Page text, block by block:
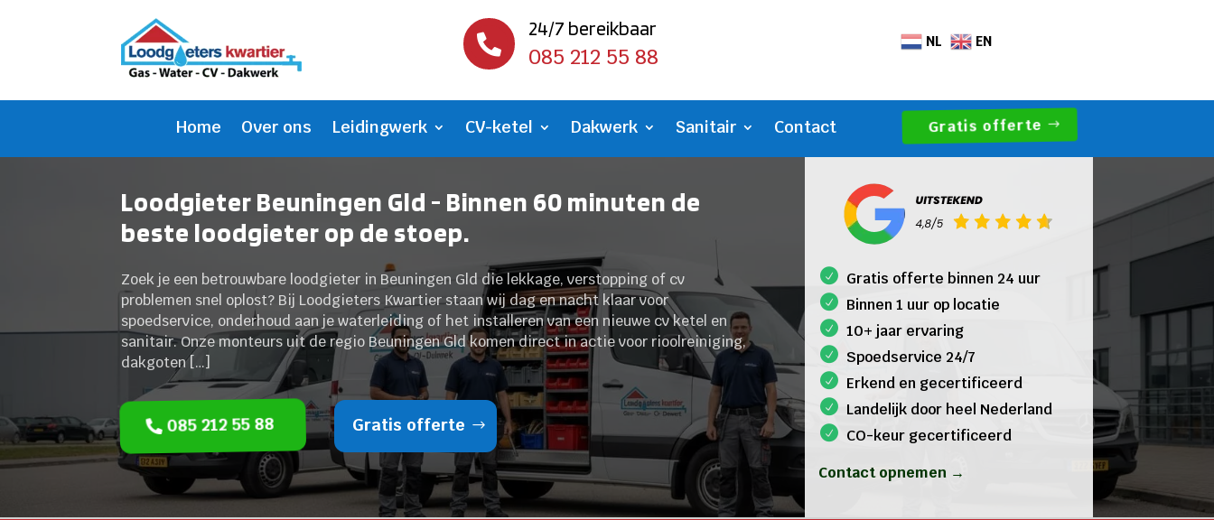

24/7 bereikbaar
085 212 55 88
NL EN
Home Over ons Leidingwerk CV-ketel Dakwerk Sanitair Contact Gratis offerte
Loodgieter Beuningen Gld - Binnen 60 minuten de
beste loodgieter op de stoep.
Zoek je een betrouwbare loodgieter in Beuningen Gld die lekkage, verstopping of cv
problemen snel oplost? Bij Loodgieters Kwartier staan wij dag en nacht klaar voor
spoedservice, onderhoud aan je waterleiding of het installeren van een nieuwe cv ketel en
sanitair. Onze monteurs uit de regio Beuningen Gld komen direct in actie voor rioolreiniging,
dakgoten […]
085 212 55 88 Gratis offerte
Gratis offerte binnen 24 uur
Binnen 1 uur op locatie
10+ jaar ervaring
Spoedservice 24/7
Erkend en gecertificeerd
Landelijk door heel Nederland
CO-keur gecertificeerd
Contact opnemen →